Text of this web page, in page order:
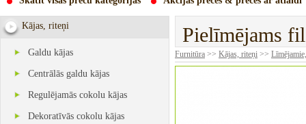
Kājas, riteņi
Galdu kājas
Centrālās galdu kājas
Regulējamās cokolu kājas
Dekoratīvās cokolu kājas
Pielīmējams
Furnitūra >> Kājas, riteņi >>